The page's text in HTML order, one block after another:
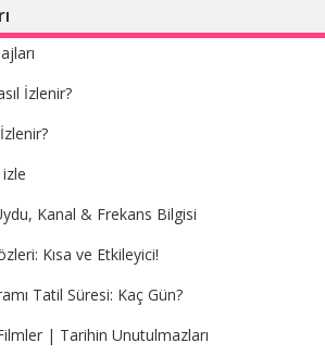
İzlenir?
Kanal & Frekans Bilgisi
Kısa ve Etkileyici!
Tatil Süresi: Kaç Gün?
| Tarihin Unutulmazları